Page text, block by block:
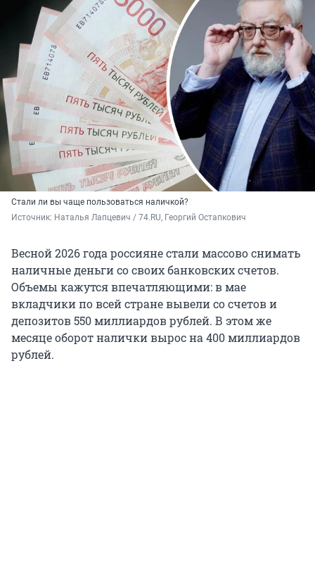
Стали ли вы чаще пользоваться наличкой?
Источник: Наталья Лапцевич / 74.RU, Георгий Остапкович
Весной 2026 года россияне стали массово снимать
наличные деньги со своих банковских счетов.
Объемы кажутся впечатляющими: в мае
вкладчики по всей стране вывели со счетов и
депозитов 550 миллиардов рублей. В этом же
месяце оборот налички вырос на 400 миллиардов
рублей.